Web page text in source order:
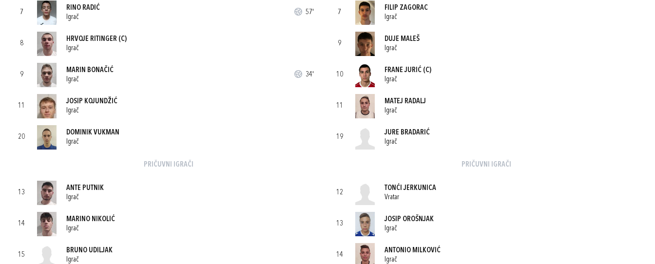
7
RINO RADIĆ
Igrač
57'
8
HRVOJE RITINGER (C)
Igrač
9
MARIN BONAČIĆ
Igrač
34'
11
JOSIP KOJUNDŽIĆ
Igrač
20
DOMINIK VUKMAN
Igrač
PRIČUVNI IGRAČI
13
ANTE PUTNIK
Igrač
14
MARINO NIKOLIĆ
Igrač
15
BRUNO UDILJAK
Igrač
7
FILIP ZAGORAC
Igrač
9
DUJE MALEŠ
Igrač
10
FRANE JURIĆ(C)
Igrač
11
MATEJ RADALJ
Igrač
19
JURE BRADARIĆ
Igrač
PRIČUVNI IGRAČI
12
TONĆI JERKUNICA
Vratar
13
JOSIP OROŠNJAK
Igrač
14
ANTONIO MILKOVIĆ
Igrač